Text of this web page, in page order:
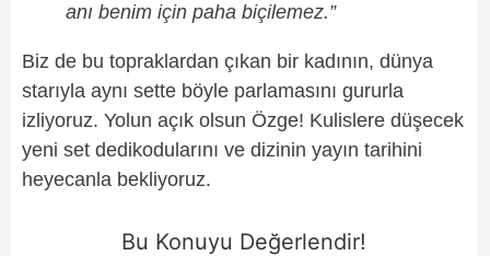
anı benim için paha biçilemez.”
Biz de bu topraklardan çıkan bir kadının, dünya
starıyla aynı sette böyle parlamasını gururla
izliyoruz. Yolun açık olsun Özge! Kulislere düşecek
yeni set dedikodularını ve dizinin yayın tarihini
heyecanla bekliyoruz.
Bu Konuyu Değerlendir!